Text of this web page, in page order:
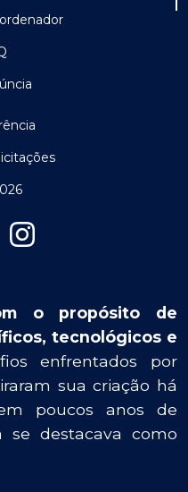
o propósito de
tecnológicos e
enfrentados por
sua criação há
poucos anos de
se destacava como